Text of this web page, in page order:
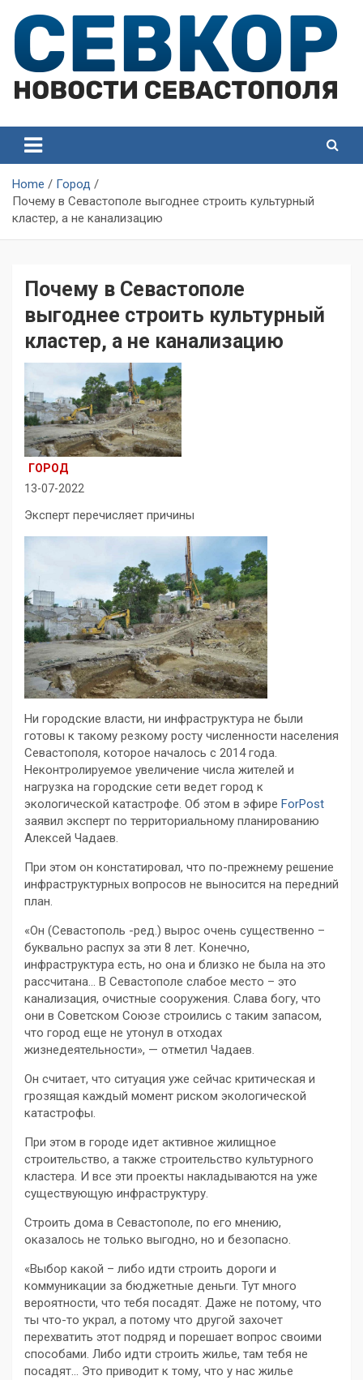
content
Севастополя
Севастополя
Home
Город
Почему в Севастополе выгоднее строить культурный
кластер, а не канализацию
Почему в Севастополе
выгоднее строить культурный
кластер, а не канализацию
ГОРОД
13-07-2022
Эксперт перечисляет причины
Ни городские власти, ни инфраструктура не были
готовы к такому резкому росту численности населения
Севастополя, которое началось с 2014 года.
Неконтролируемое увеличение числа жителей и
нагрузка на городские сети ведет город к
экологической катастрофе. Об этом в эфире ForPost
заявил эксперт по территориальному планированию
Алексей Чадаев.
При этом он констатировал, что по-прежнему решение
инфраструктурных вопросов не выносится на передний
план.
«Он (Севастополь -ред.) вырос очень существенно –
буквально распух за эти 8 лет. Конечно,
инфраструктура есть, но она и близко не была на это
рассчитана… В Севастополе слабое место – это
канализация, очистные сооружения. Слава богу, что
они в Советском Союзе строились с таким запасом,
что город еще не утонул в отходах
жизнедеятельности», — отметил Чадаев.
Он считает, что ситуация уже сейчас критическая и
грозящая каждый момент риском экологической
катастрофы.
При этом в городе идет активное жилищное
строительство, а также строительство культурного
кластера. И все эти проекты накладываются на уже
существующую инфраструктуру.
Строить дома в Севастополе, по его мнению,
оказалось не только выгодно, но и безопасно.
«Выбор какой – либо идти строить дороги и
коммуникации за бюджетные деньги. Тут много
вероятности, что тебя посадят. Даже не потому, что
ты что-то украл, а потому что другой захочет
перехватить этот подряд и порешает вопрос своими
способами. Либо идти строить жилье, там тебя не
посадят… Это приводит к тому, что у нас жилье